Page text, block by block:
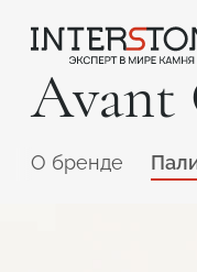
Avant
O бренде